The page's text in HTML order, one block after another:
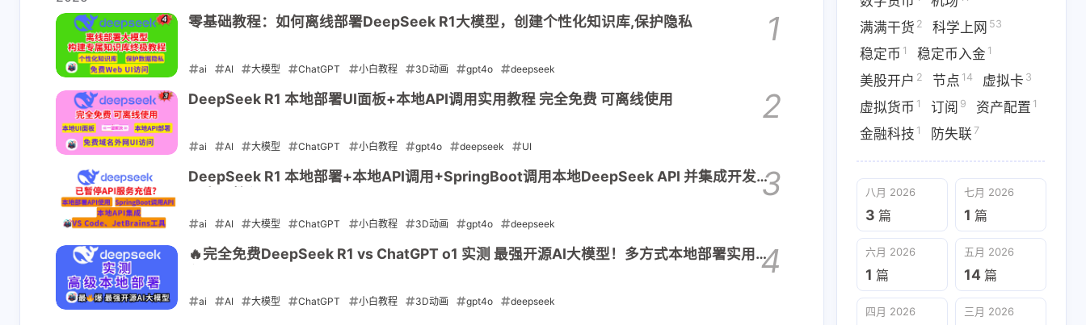
零基础教程：如何离线部署DeepSeek R1大模型，创建个性化知识库,保护隐私 1
ai AI 大模型 ChatGPT 小白教程 3D动画 gpt4o deepseek
2025-02-17
DeepSeek R1 本地部署UI面板+本地API调用实用教程 完全免费 可离线使用 2
ai AI 大模型 ChatGPT 小白教程 gpt4o deepseek UI
2025-02-14
DeepSeek R1 本地部署+本地API调用+SpringBoot调用本地DeepSeek API 并集成开发工3
ai AI 大模型 ChatGPT 小白教程 3D动画 gpt4o deepseek
2025-02-10
🔥完全免费DeepSeek R1 vs ChatGPT o1 实测 最强开源AI大模型！多方式本地部署实用教4
ai AI 大模型 ChatGPT 小白教程 3D动画 gpt4o deepseek
满满干货 2 科学上网 53
稳定币 1 稳定币入金 1
美股开户 2 节点 14 虚拟卡 3
虚拟货币 1 订阅 9 资产配置 1
金融科技 1 防失联 7
八月 2026
3 篇
七月 2026
1 篇
六月 2026
1 篇
五月 2026
14 篇
四月 2026 三月 2026